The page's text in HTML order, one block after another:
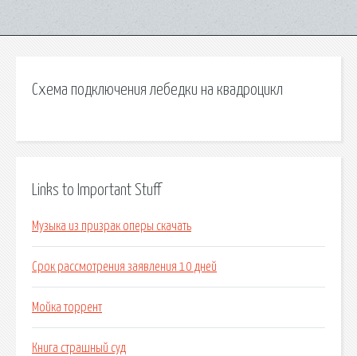
Схема подключения лебедки на квадроцикл
Links to Important Stuff
Музыка из призрак оперы скачать
Срок рассмотрения заявления 10 дней
Мойка торрент
Книга страшный суд